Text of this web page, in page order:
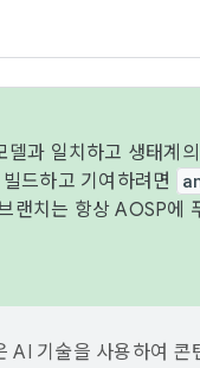
과 일치하고 생태계
드하고 기여하려면
랜치는 항상 AOSP에
AI 기술을 사용하여 콘